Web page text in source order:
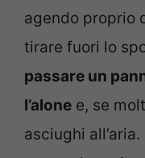
agendo proprio
tirare fuori lo
passare un
l’alone e, se
asciughi